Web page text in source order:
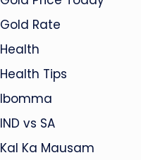
Gold Rate
Health
Health Tips
Ibomma
IND vs SA
Kal Ka Mausam